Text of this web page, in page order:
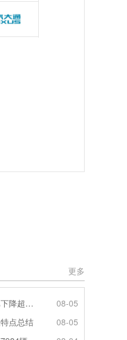
更多
2026年上半年客车进口：同比下降超4成，轻客主体地位凸显
08-05
点总结
08-05